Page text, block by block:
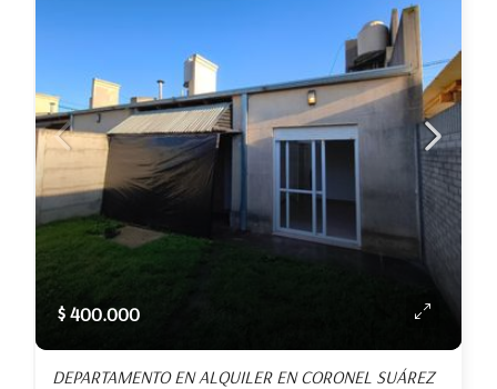
$ 400.000
DEPARTAMENTO EN ALQUILER EN CORONEL SUÁREZ